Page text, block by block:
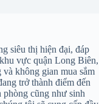
siêu thị hiện đại, đáp
vực quận Long Biên,
không gian mua sắm
trở thành điểm đến
phòng cũng như sinh